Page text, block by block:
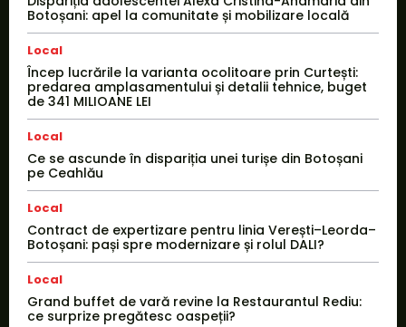
Botoșani: apel la comunitate și mobilizare locală
Local
Încep lucrările la varianta ocolitoare prin Curtești:
predarea amplasamentului și detalii tehnice, buget
de 341 MILIOANE LEI
Local
Ce se ascunde în dispariția unei turișe din Botoșani
pe Ceahlău
Local
Contract de expertizare pentru linia Verești–Leorda–
Botoșani: pași spre modernizare și rolul DALI?
Local
Grand buffet de vară revine la Restaurantul Rediu:
ce surprize pregătesc oaspeții?